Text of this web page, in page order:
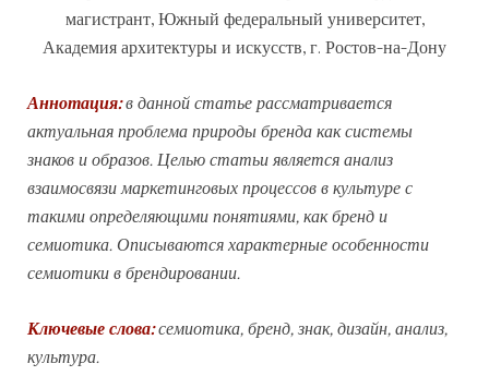
магистрант, Южный федеральный университет,
Академия архитектуры и искусств, г. Ростов-на-Дону
Аннотация:в данной статье рассматривается
актуальная проблема природы бренда как системы
знаков и образов. Целью статьи является анализ
взаимосвязи маркетинговых процессов в культуре с
такими определяющими понятиями, как бренд и
семиотика. Описываются характерные особенности
семиотики в брендировании.
Ключевые слова:семиотика, бренд, знак, дизайн, анализ,
культура.